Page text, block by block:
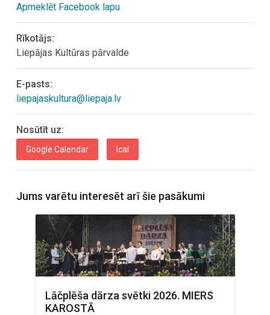
Apmeklēt Facebook lapu
Rīkotājs:
Liepājas Kultūras pārvalde
E-pasts:
liepajaskultura@liepaja.lv
Nosūtīt uz:
Google Calendar Ical
Jums varētu interesēt arī šie pasākumi
Lāčplēša dārza svētki 2026. MIERS
KAROSTĀ